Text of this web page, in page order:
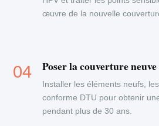
œuvre de la nouvelle
Poser la couverture neuve
Installer les éléments neufs,
conforme DTU pour obtenir
pendant plus de 30 ans.